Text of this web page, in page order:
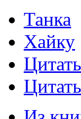
Танка
Хайку